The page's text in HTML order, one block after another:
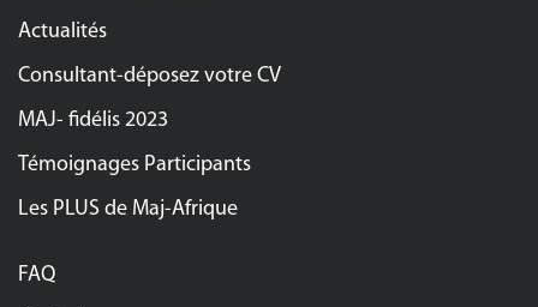
Actualités
Consultant-déposez votre CV
MAJ- fidélis 2023
Témoignages Participants
Les PLUS de Maj-Afrique
FAQ